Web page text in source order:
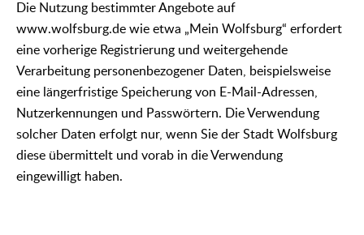
Die Nutzung bestimmter Angebote auf
www.wolfsburg.de wie etwa „Mein Wolfsburg“ erfordert
eine vorherige Registrierung und weitergehende
Verarbeitung personenbezogener Daten, beispielsweise
eine längerfristige Speicherung von E-Mail-Adressen,
Nutzerkennungen und Passwörtern. Die Verwendung
solcher Daten erfolgt nur, wenn Sie der Stadt Wolfsburg
diese übermittelt und vorab in die Verwendung
eingewilligt haben.